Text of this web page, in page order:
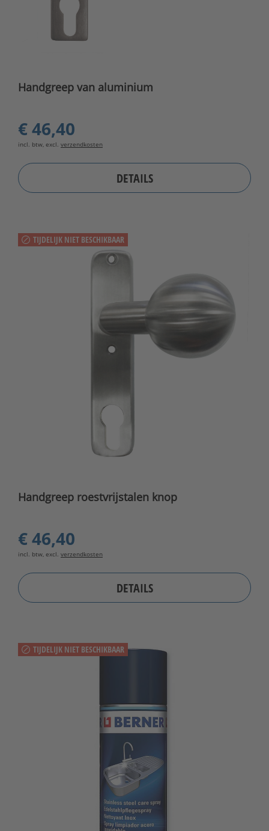
Handgreep van aluminium
€ 46,40
incl. btw, excl. verzendkosten
DETAILS
TIJDELIJK NIET BESCHIKBAAR
Handgreep roestvrijstalen knop
€ 46,40
incl. btw, excl. verzendkosten
DETAILS
TIJDELIJK NIET BESCHIKBAAR